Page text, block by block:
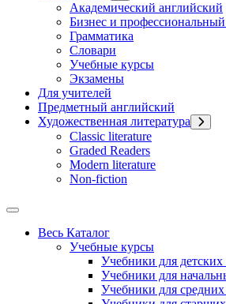
Академический английский
Бизнес и
Грамматика
Словари
Учебные курсы
Экзамены
Для учителей
Предметный английский
Художественная литература
Classic literature
Graded Readers
Modern literature
Non-fiction
Весь Каталог
Учебные курсы
Учебники для детских
Учебники для
Учебники для средних